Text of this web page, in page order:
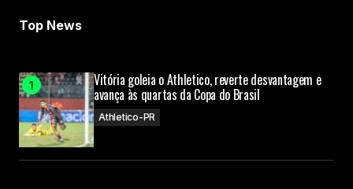
Top News
Vitória goleia o Athletico, reverte desvantagem e
avança às quartas da Copa do Brasil
Athletico-PR